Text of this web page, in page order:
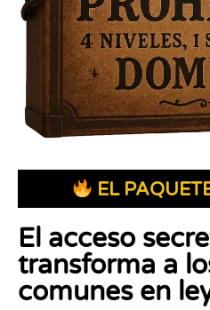
EL
El acceso
transforma a
comunes en